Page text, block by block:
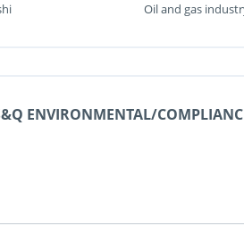
Oil and gas
ENVIRONMENTAL/